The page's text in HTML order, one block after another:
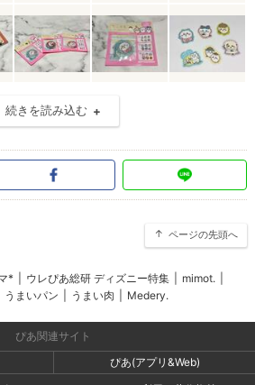
続きを読み込む
ページの先頭へ
* ウレぴあ総研 ディズニー特集 mimot.
うまいパン うまい肉 Medery.
ぴあ関連サイト
ぴあ(アプリ&Web)